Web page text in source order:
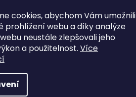
cookies, abychom Vám umožnili
prohlížení webu a díky analýze
neustále zlepšovali jeho
a použitelnost. Více
4544/1c,
informací